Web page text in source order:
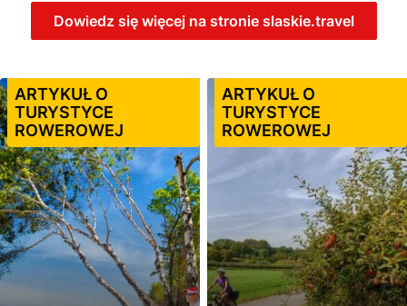
Dowiedz się więcej na stronie slaskie.travel
ARTYKUŁ O
TURYSTYCE
ROWEROWEJ
ARTYKUŁ O
TURYSTYCE
ROWEROWEJ